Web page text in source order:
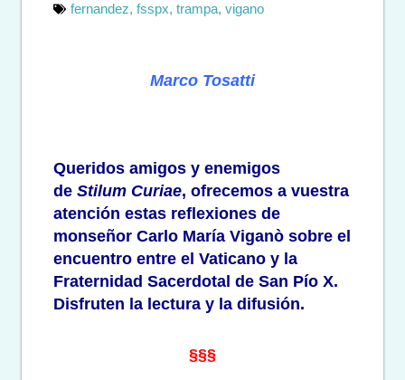
fernandez, fsspx, trampa, vigano
Marco Tosatti
Queridos amigos y enemigos
de Stilum Curiae, ofrecemos a vuestra
atención estas reflexiones de
monseñor Carlo María Viganò sobre el
encuentro entre el Vaticano y la
Fraternidad Sacerdotal de San Pío X.
Disfruten la lectura y la difusión.
§§§